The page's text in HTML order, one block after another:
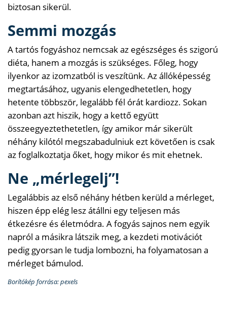
biztosan sikerül.
Semmi mozgás
A tartós fogyáshoz nemcsak az egészséges és szigorú
diéta, hanem a mozgás is szükséges. Főleg, hogy
ilyenkor az izomzatból is veszítünk. Az állóképesség
megtartásához, ugyanis elengedhetetlen, hogy
hetente többször, legalább fél órát kardiozz. Sokan
azonban azt hiszik, hogy a kettő együtt
összeegyeztethetetlen, így amikor már sikerült
néhány kilótól megszabadulniuk ezt követően is csak
az foglalkoztatja őket, hogy mikor és mit ehetnek.
Ne „mérlegelj”!
Legalábbis az első néhány hétben kerüld a mérleget,
hiszen épp elég lesz átállni egy teljesen más
étkezésre és életmódra. A fogyás sajnos nem egyik
napról a másikra látszik meg, a kezdeti motivációt
pedig gyorsan le tudja lombozni, ha folyamatosan a
mérleget bámulod.
Borítókép forrása: pexels